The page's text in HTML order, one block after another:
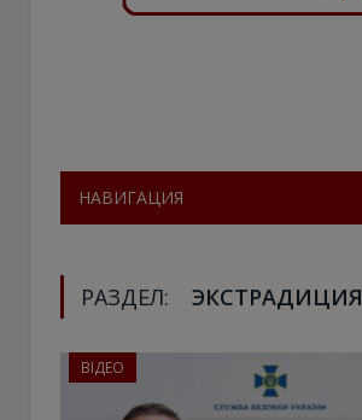
НАВИГАЦИЯ
РАЗДЕЛ: ЭКСТРАДИЦИЯ
ВІДЕО